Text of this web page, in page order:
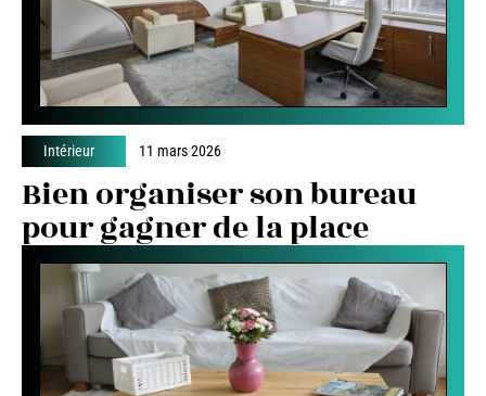
Intérieur 11 mars 2026
Bien organiser son bureau
pour gagner de la place